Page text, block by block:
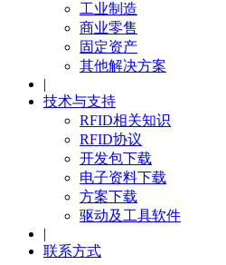
工业制造
商业零售
固定资产
其他解决方案
|
技术与支持
RFID相关知识
RFID协议
开发包下载
电子资料下载
方案下载
驱动及工具软件
|
联系方式